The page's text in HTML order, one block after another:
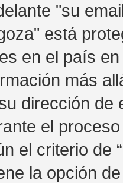
"su
está
en el país
más
dirección de
el
el criterio de
la opción